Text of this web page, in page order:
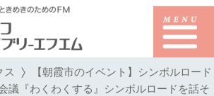
ス 【朝霞市のイベント】シンボルロード
議『わくわくする』シンボルロードを話そ